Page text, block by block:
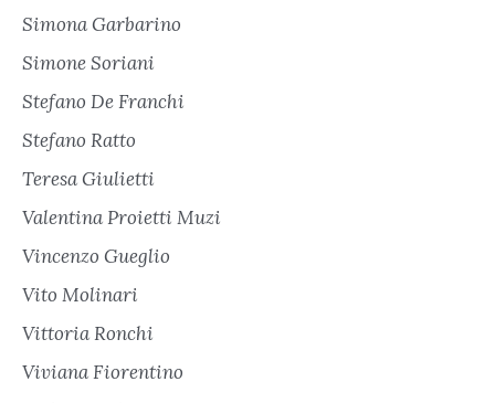
Simona Garbarino
Simone Soriani
Stefano De Franchi
Stefano Ratto
Teresa Giulietti
Valentina Proietti Muzi
Vincenzo Gueglio
Vito Molinari
Vittoria Ronchi
Viviana Fiorentino